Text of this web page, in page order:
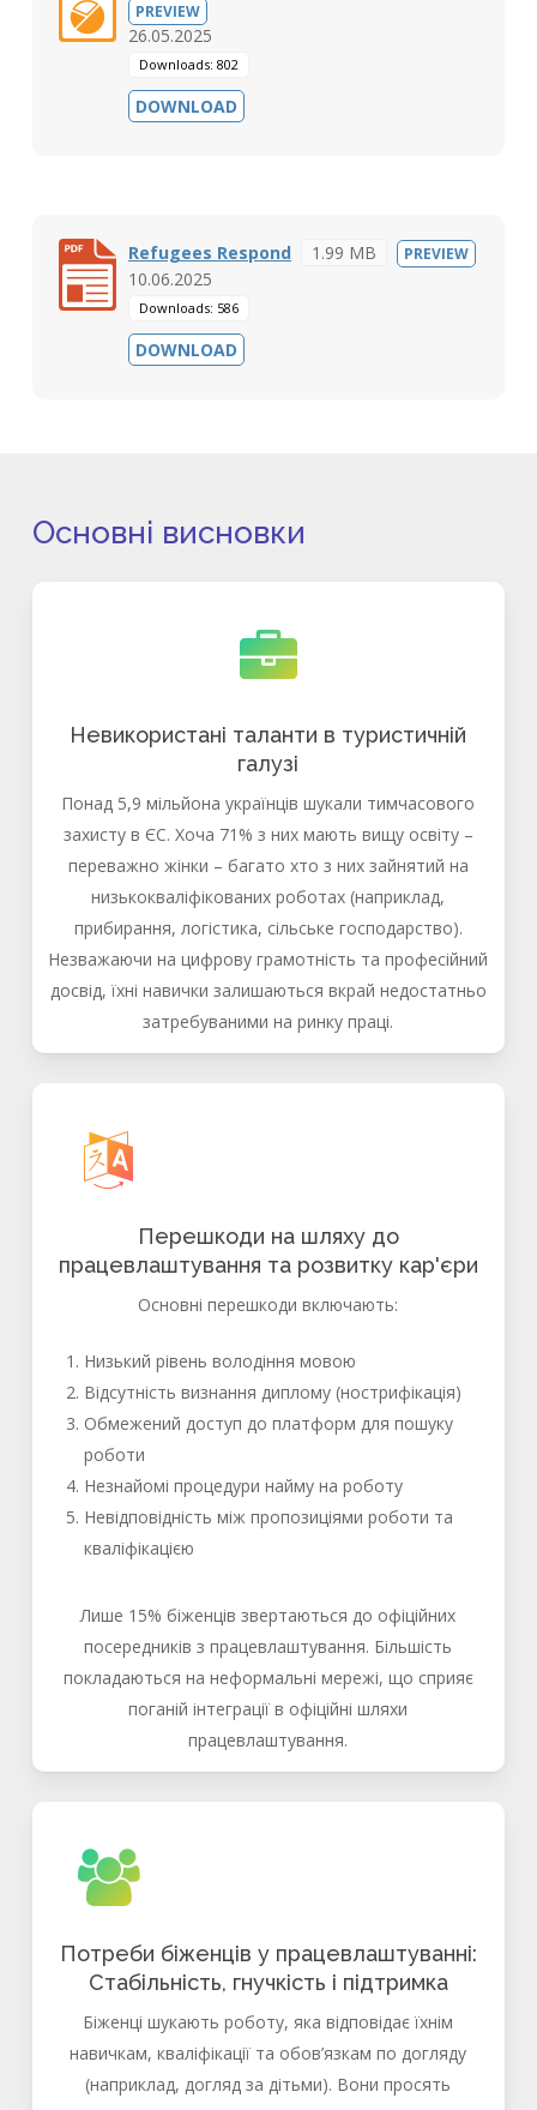
PREVIEW
26.05.2025
Downloads: 802
DOWNLOAD
Refugees Respond 1.99 MB PREVIEW
10.06.2025
Downloads: 586
DOWNLOAD
Основні висновки
Невикористані таланти в туристичній
галузі
Понад 5,9 мільйона українців шукали тимчасового
захисту в ЄС. Хоча 71% з них мають вищу освіту –
переважно жінки – багато хто з них зайнятий на
низькокваліфікованих роботах (наприклад,
прибирання, логістика, сільське господарство).
Незважаючи на цифрову грамотність та професійний
досвід, їхні навички залишаються вкрай недостатньо
затребуваними на ринку праці.
Перешкоди на шляху до
працевлаштування та розвитку кар'єри
Основні перешкоди включають:
Низький рівень володіння мовою
Відсутність визнання диплому (нострифікація)
Обмежений доступ до платформ для пошуку
роботи
Незнайомі процедури найму на роботу
Невідповідність між пропозиціями роботи та
кваліфікацією
Лише 15% біженців звертаються до офіційних
посередників з працевлаштування. Більшість
покладаються на неформальні мережі, що сприяє
поганій інтеграції в офіційні шляхи
працевлаштування.
Потреби біженців у працевлаштуванні:
Стабільність, гнучкість і підтримка
Біженці шукають роботу, яка відповідає їхнім
навичкам, кваліфікації та обов’язкам по догляду
(наприклад, догляд за дітьми). Вони просять